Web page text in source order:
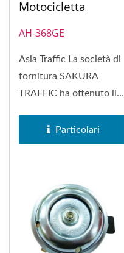
Motocicletta
AH-368GE
Asia Traffic La società di
fornitura SAKURA
TRAFFIC ha ottenuto il
SAKURA...Particolari